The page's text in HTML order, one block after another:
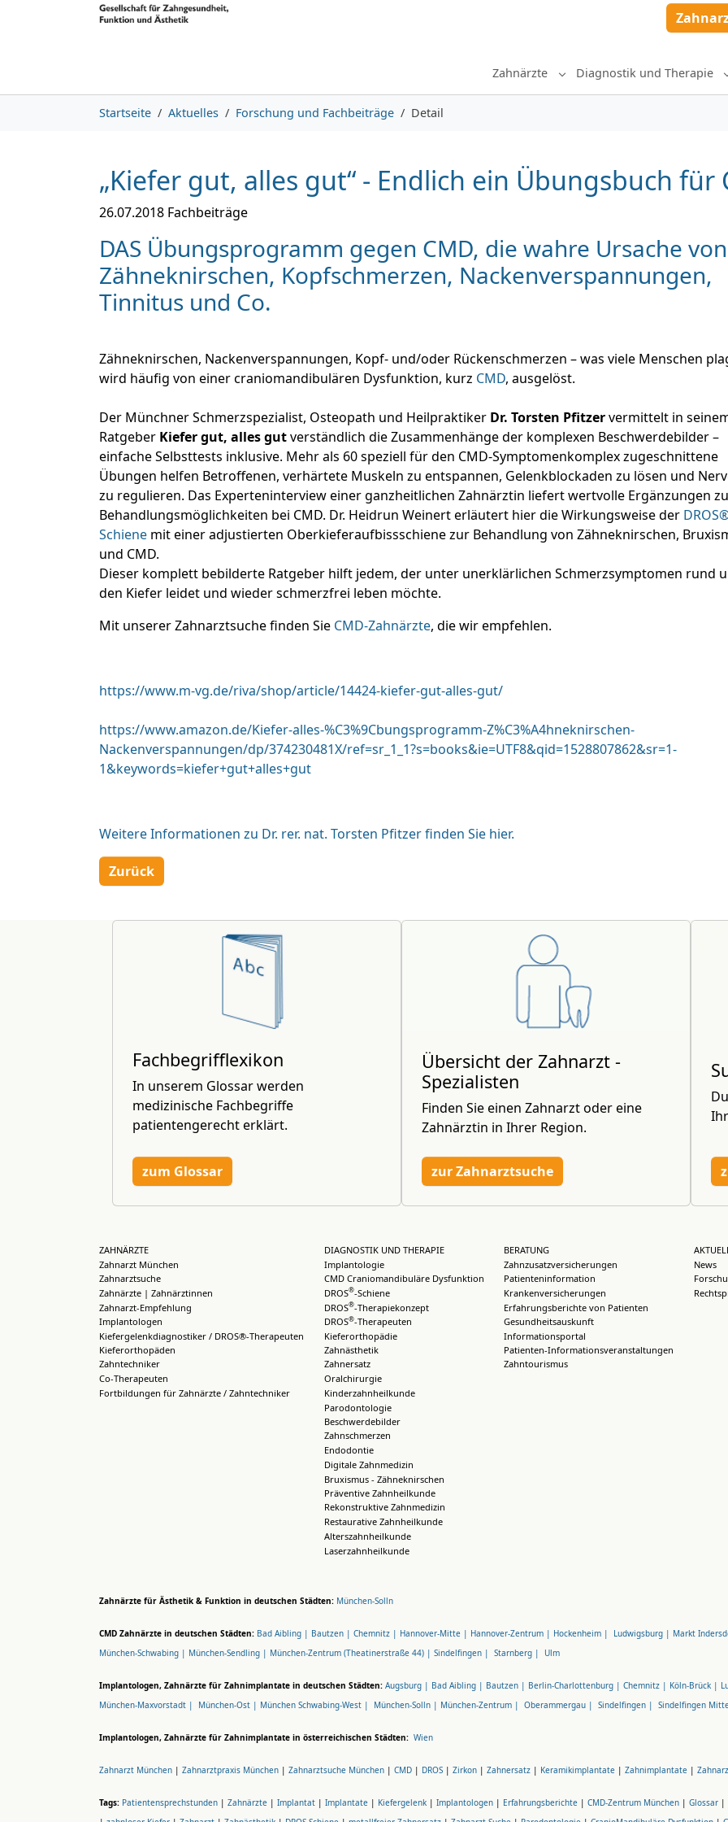
Skip to main content
Skip to page footer
Zahnärzte Submenu for "Zahnärzte"
Diagnostik und Therapie
Startseite Aktuelles Forschung und Fachbeiträge Detail
„Kiefer gut, alles gut“ - Endlich ein Übungsbuch für
26.07.2018 Fachbeiträge
DAS Übungsprogramm gegen CMD, die wahre Ursache von
Zähneknirschen, Kopfschmerzen, Nackenverspannungen,
Tinnitus und Co.
Zähneknirschen, Nackenverspannungen, Kopf- und/oder Rückenschmerzen – was viele Menschen
wird häufig von einer craniomandibulären Dysfunktion, kurz CMD, ausgelöst.
Der Münchner Schmerzspezialist, Osteopath und Heilpraktiker Dr. Torsten Pfitzervermittelt in
Ratgeber Kiefer gut, alles gutverständlich die Zusammenhänge der komplexen Beschwerdebilder –
einfache Selbsttests inklusive. Mehr als 60 speziell für den CMD-Symptomenkomplex zugeschnittene
Übungen helfen Betroffenen, verhärtete Muskeln zu entspannen, Gelenkblockaden zu lösen und
zu regulieren. Das Experteninterview einer ganzheitlichen Zahnärztin liefert wertvolle Ergänzungen zu
Behandlungsmöglichkeiten bei CMD. Dr. Heidrun Weinert erläutert hier die Wirkungsweise der
Schiene mit einer adjustierten Oberkieferaufbissschiene zur Behandlung von Zähneknirschen,
und CMD.
Dieser komplett bebilderte Ratgeber hilft jedem, der unter unerklärlichen Schmerzsymptomen rund
den Kiefer leidet und wieder schmerzfrei leben möchte.
Mit unserer Zahnarztsuche finden Sie CMD-Zahnärzte, die wir empfehlen.
https://www.m-vg.de/riva/shop/article/14424-kiefer-gut-alles-gut/
https://www.amazon.de/Kiefer-alles-%C3%9Cbungsprogramm-Z%C3%A4hneknirschen-
Nackenverspannungen/dp/374230481X/ref=sr_1_1?s=books&ie=UTF8&qid=1528807862&sr=1-
1&keywords=kiefer+gut+alles+gut
Weitere Informationen zu Dr. rer. nat. Torsten Pfitzer finden Sie hier.
Zurück
Fachbegrifflexikon
In unserem Glossar werden
medizinische Fachbegriffe
patientengerecht erklärt.
zum Glossar
Übersicht der Zahnarzt -
Spezialisten
Finden Sie einen Zahnarzt oder eine
Zahnärztin in Ihrer Region.
zur Zahnarztsuche
ZAHNÄRZTE
Zahnarzt München
Zahnarztsuche
Zahnärzte | Zahnärztinnen
Zahnarzt-Empfehlung
Implantologen
Kiefergelenkdiagnostiker / DROS®-Therapeuten
Kieferorthopäden
Zahntechniker
Co-Therapeuten
Fortbildungen für Zahnärzte / Zahntechniker
DIAGNOSTIK UND THERAPIE
Implantologie
CMD Craniomandibuläre Dysfunktion
DROS®-Schiene
DROS®-Therapiekonzept
DROS®-Therapeuten
Kieferorthopädie
Zahnästhetik
Zahnersatz
Oralchirurgie
Kinderzahnheilkunde
Parodontologie
Beschwerdebilder
Zahnschmerzen
Endodontie
Digitale Zahnmedizin
Bruxismus - Zähneknirschen
Präventive Zahnheilkunde
Rekonstruktive Zahnmedizin
Restaurative Zahnheilkunde
Alterszahnheilkunde
Laserzahnheilkunde
BERATUNG
Zahnzusatzversicherungen
Patienteninformation
Krankenversicherungen
Erfahrungsberichte von Patienten
Gesundheitsauskunft
Informationsportal
Patienten-Informationsveranstaltungen
Zahntourismus
News
Zahnärzte für Ästhetik & Funktion in deutschen Städten: München-Solln
CMD Zahnärzte in deutschen Städten: Bad Aibling | Bautzen | Chemnitz | Hannover-Mitte | Hannover-Zentrum | Hockenheim | Ludwigsburg | Markt
München-Schwabing | München-Sendling | München-Zentrum (Theatinerstraße 44) | Sindelfingen | Starnberg | Ulm
Implantologen, Zahnärzte für Zahnimplantate in deutschen Städten: Augsburg | Bad Aibling | Bautzen | Berlin-Charlottenburg | Chemnitz | Köln-Brück |
München-Maxvorstadt |
München-Ost | München Schwabing-West | München-Solln | München-Zentrum | Oberammergau | Sindelfingen | Sindelfingen
Implantologen, Zahnärzte für Zahnimplantate in österreichischen Städten: Wien
Zahnarzt München | Zahnarztpraxis München | Zahnarztsuche München | CMD | DROS | Zirkon | Zahnersatz | Keramikimplantate | Zahnimplantate |
Tags: Patientensprechstunden | Zahnärzte | Implantat | Implantate | Kiefergelenk | Implantologen | Erfahrungsberichte | CMD-Zentrum München | Glossar |